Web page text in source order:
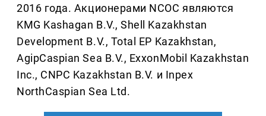
2016 года. Акционерами NCOC являются
KMG Kashagan B.V., Shell Kazakhstan
Development B.V., Total EP Kazakhstan,
AgipCaspian Sea B.V., ExxonMobil Kazakhstan
Inc., CNPC Kazakhstan B.V. и Inpex
NorthCaspian Sea Ltd.